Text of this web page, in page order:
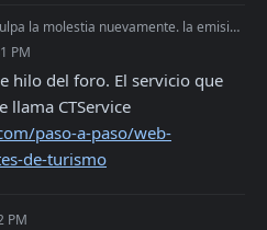
la emision de la factura T es igual q la A o B pero solo q cambia el numero de comprobante? y luego en base a la document
PM
hilo del foro. El servicio que
paso-a-paso/web-
de-turismo
PM